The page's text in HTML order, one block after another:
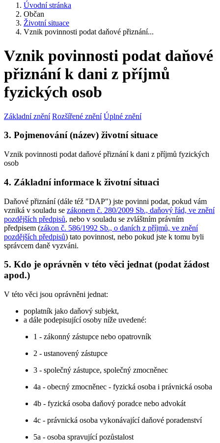
Úvodní stránka
Občan
Životní situace
Vznik povinnosti podat daňové přiznání...
Vznik povinnosti podat daňové
přiznání k dani z příjmů
fyzických osob
Základní znění Rozšířené znění Úplné znění
3. Pojmenování (název) životní situace
Vznik povinnosti podat daňové přiznání k dani z příjmů fyzických
osob
4. Základní informace k životní situaci
Daňové přiznání (dále též "DAP") jste povinni podat, pokud vám
vzniká v souladu se zákonem č. 280/2009 Sb., daňový řád, ve znění
pozdějších předpisů, nebo v souladu se zvláštním právním
předpisem (zákon č. 586/1992 Sb., o daních z příjmů, ve znění
pozdějších předpisů) tato povinnost, nebo pokud jste k tomu byli
správcem daně vyzváni.
5. Kdo je oprávněn v této věci jednat (podat žádost
apod.)
V této věci jsou oprávněni jednat:
poplatník jako daňový subjekt,
a dále podepisující osoby níže uvedené:
1 - zákonný zástupce nebo opatrovník
2 - ustanovený zástupce
3 - společný zástupce, společný zmocněnec
4a - obecný zmocněnec - fyzická osoba i právnická osoba
4b - fyzická osoba daňový poradce nebo advokát
4c - právnická osoba vykonávající daňové poradenství
5a - osoba spravující pozůstalost